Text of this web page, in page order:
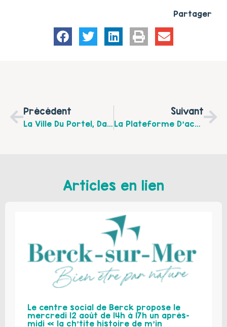
Partager
Précédent
La Ville Du Portel, Dans Le Cadre De La Politique De La Ville Et En Partenariat Avec L’association SELF62, Met En Place Des Stages D’autodéfense Féministe À Destination Des Habitantes Des Quartiers Prioritaires.
Suivant
La Plateforme D’accompagnement Et De Répit MER (PFR M.E.R) À Boulogne Sur Mer Vous Présente Les Dates De Rencontres Des Aidants Pour Janvier Et Février 2026!
Articles en lien
Le centre social de Berck propose le
mercredi 12 août de 14h à 17h un après-
midi « la ch’tite histoire de m’in